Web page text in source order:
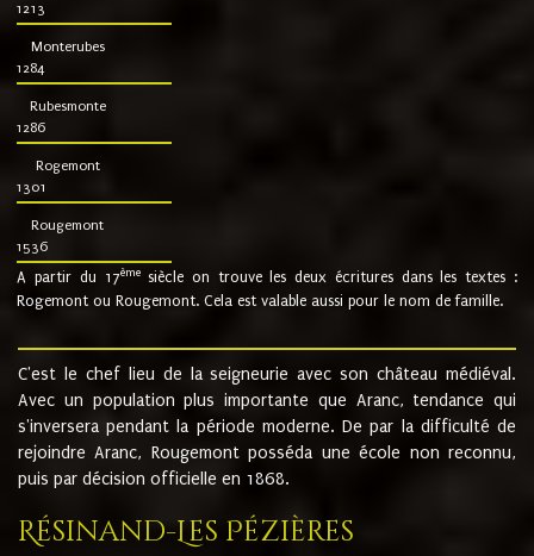
1213
Monterubes
1284
Rubesmonte
1286
Rogemont
1301
Rougemont
1536
A partir du 17ème siècle on trouve les deux écritures dans les textes :
Rogemont ou Rougemont. Cela est valable aussi pour le nom de famille.
C'est le chef lieu de la seigneurie avec son château médiéval.
Avec un population plus importante que Aranc, tendance qui
s'inversera pendant la période moderne. De par la difficulté de
rejoindre Aranc, Rougemont posséda une école non reconnu,
puis par décision officielle en 1868.
Résinand-Les Pézières